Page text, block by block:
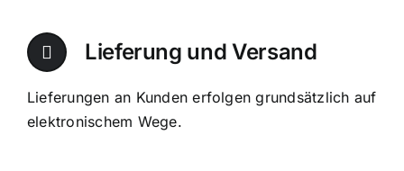
Lieferung und Versand
Lieferungen an Kunden erfolgen grundsätzlich auf
elektronischem Wege.